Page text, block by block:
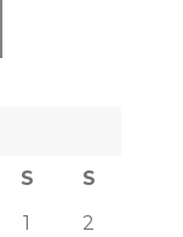
S
S
1
2